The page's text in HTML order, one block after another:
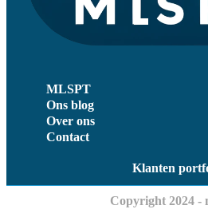
MLSPT
Ons blog
Over ons
Contact
Klanten
Copyright 2024 -